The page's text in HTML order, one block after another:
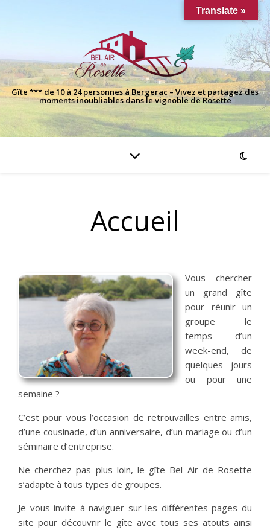
Gîte *** de 10 à 24 personnes à Bergerac – Vivez et partagez des
moments inoubliables dans le vignoble de Rosette
Accueil
Vous chercher
un grand gîte
pour réunir un
groupe le
temps d’un
week-end, de
quelques jours
ou pour une
semaine ?
C’est pour vous l’occasion de retrouvailles entre amis,
d’une cousinade, d’un anniversaire, d’un mariage ou d’un
séminaire d’entreprise.
Ne cherchez pas plus loin, le gîte Bel Air de Rosette
s’adapte à tous types de groupes.
Je vous invite à naviguer sur les différentes pages du
site pour découvrir le gîte avec tous ses atouts ainsi
Translate »